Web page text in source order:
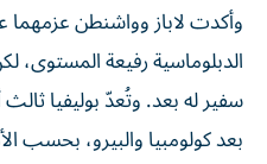
وأكدت لاباز وواشنطن عزمهما
الدبلوماسية رفيعة المستوى،
سفير له بعد.وتُعدّ بوليفيا
بعد كولومبيا والبيرو، بحسب